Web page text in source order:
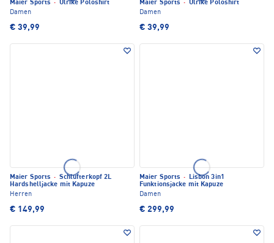
Maier Sports · Ulrike Poloshirt
Damen
€ 39,99
Maier Sports · Ulrike Poloshirt
Damen
€ 39,99
Maier Sports · Schlufterkopf 2L
Hardshelljacke mit Kapuze
Herren
€ 149,99
Maier Sports ·
Lisbon 3in1
Funktionsjacke mit Kapuze
Damen
€ 299,99